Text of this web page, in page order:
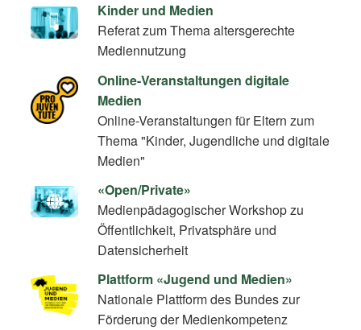
Kinder und Medien
Referat zum Thema altersgerechte
Mediennutzung
Online-Veranstaltungen digitale
Medien
Online-Veranstaltungen für Eltern zum
Thema "Kinder, Jugendliche und digitale
Medien"
«Open/Private»
Medienpädagogischer Workshop zu
Öffentlichkeit, Privatsphäre und
Datensicherheit
Plattform «Jugend und Medien»
Nationale Plattform des Bundes zur
Förderung der Medienkompetenz